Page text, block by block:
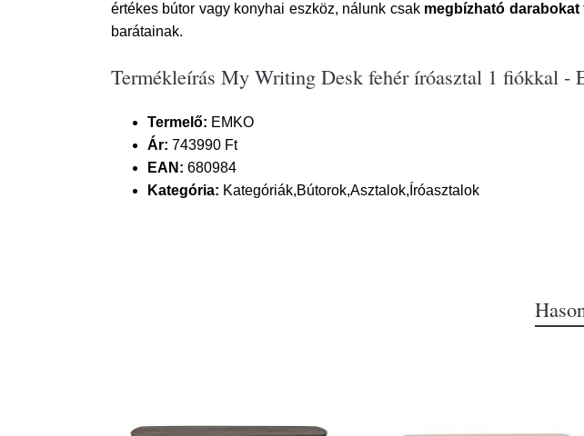
értékes bútor vagy konyhai eszköz, nálunk csak megbízható darabokat
barátainak.
Termékleírás My Writing Desk fehér íróasztal 1 fiókkal -
Termelő: EMKO
Ár: 743990 Ft
EAN: 680984
Kategória: Kategóriák,Bútorok,Asztalok,Íróasztalok